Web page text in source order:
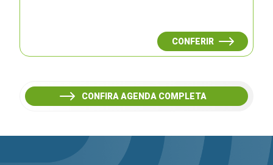
CONFERIR
CONFIRA AGENDA COMPLETA